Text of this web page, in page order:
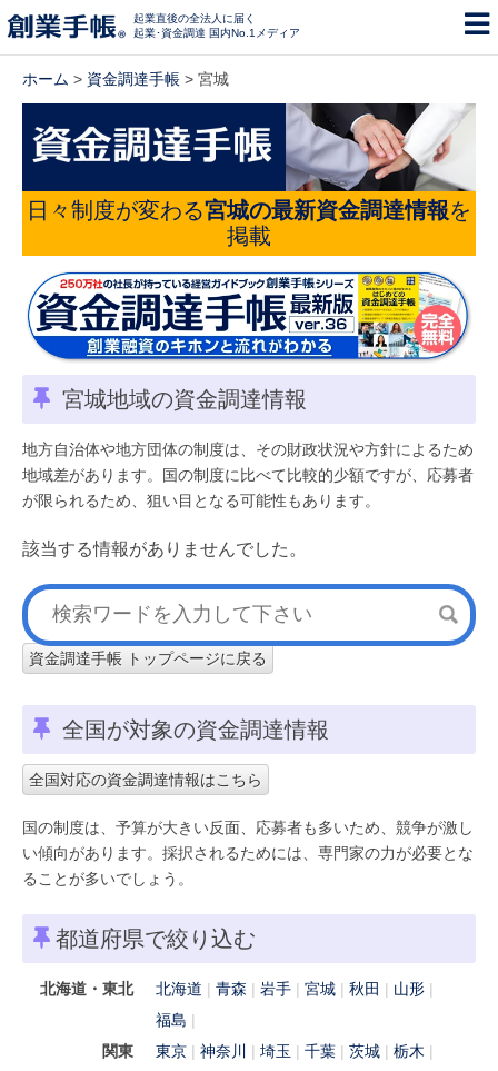
起業直後の全法人に届く
起業･資金調達 国内No.1メディア
ホーム > 資金調達手帳 > 宮城
日々制度が変わる宮城の最新資金調達情報を
掲載
宮城地域の資金調達情報
地方自治体や地方団体の制度は、その財政状況や方針によるため
地域差があります。国の制度に比べて比較的少額ですが、応募者
が限られるため、狙い目となる可能性もあります。
該当する情報がありませんでした。
資金調達手帳 トップページに戻る
全国が対象の資金調達情報
全国対応の資金調達情報はこちら
国の制度は、予算が大きい反面、応募者も多いため、競争が激し
い傾向があります。採択されるためには、専門家の力が必要とな
ることが多いでしょう。
都道府県で絞り込む
北海道・東北 北海道 青森 岩手 宮城 秋田
山形
福島
関東
東京 神奈川 埼玉 千葉 茨城
栃木